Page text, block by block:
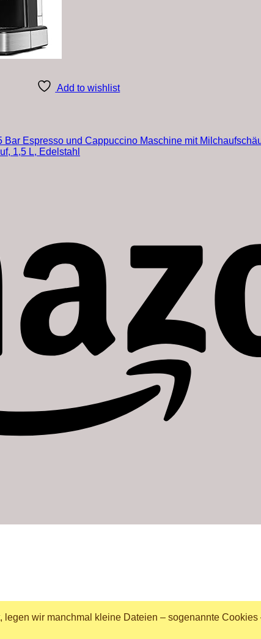
Add to wishlist
Espresso und Cappuccino Maschine mit
1,5 L, Edelstahl
wir manchmal kleine Dateien – sogenannte